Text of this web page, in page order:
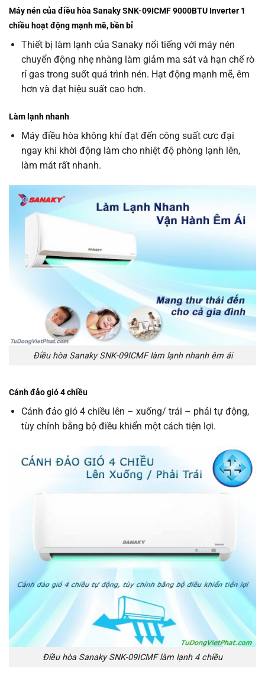
Máy nén của điều hòa Sanaky SNK-09ICMF 9000BTU Inverter 1
chiều hoạt động mạnh mẽ, bền bỉ
Thiết bị làm lạnh của Sanaky nổi tiếng với máy nén
chuyển động nhẹ nhàng làm giảm ma sát và hạn chế rò
rỉ gas trong suốt quá trình nén. Hạt động mạnh mẽ, êm
hơn và đạt hiệu suất cao hơn.
Làm lạnh nhanh
Máy điều hòa không khí đạt đến công suất cưc đại
ngay khi khời động làm cho nhiệt độ phòng lạnh lên,
làm mát rất nhanh.
Điều hòa Sanaky SNK-09ICMF làm lạnh nhanh êm ái
Cánh đảo gió 4 chiều
Cánh đảo gió 4 chiều lên – xuống/ trái – phải tự động,
tùy chỉnh bằng bộ điều khiển một cách tiện lợi.
Điều hòa Sanaky SNK-09ICMF làm lạnh 4 chiều